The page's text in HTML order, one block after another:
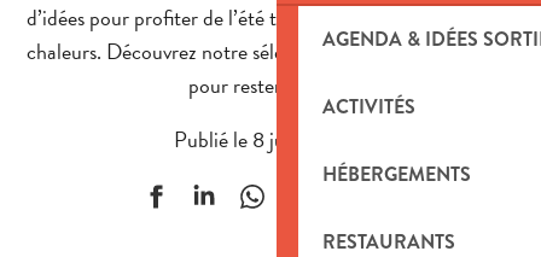
AGENDA & IDÉES
ACTIVITÉS
HÉBERGEMENTS
RESTAURANTS
d’idées pour profiter de l’été tout en échappant aux fortes
chaleurs. Découvrez notre sélection des meilleurs endroits
pour rester au frais.
Publié le 8 juillet 2026